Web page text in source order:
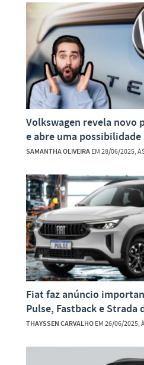
Volkswagen revela novo
e abre uma possibilidade
SAMANTHA OLIVEIRAEM 28/06/2025,
Fiat faz anúncio
Pulse, Fastback e Strada
THAYSSEN CARVALHOEM 26/06/2025,